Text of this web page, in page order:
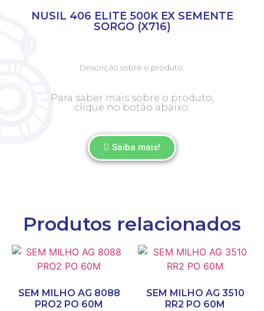
NUSIL 406 ELITE 500K EX SEMENTE
SORGO (X716)
Descrição sobre o produto.
Para saber mais sobre o produto,
clique no botão abaixo:
Saiba mais!
Produtos relacionados
SEM MILHO AG 8088
PRO2 PO 60M
SEM MILHO AG 3510
RR2 PO 60M